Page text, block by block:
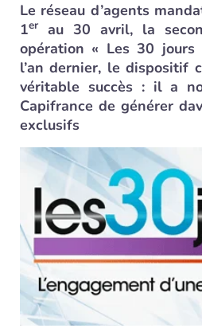
Le réseau d’agents
1er
au 30 avril, la
opération « Les 30 jours
l’an dernier, le dispositif
véritable succès : il a
Capifrance de générer
exclusifs